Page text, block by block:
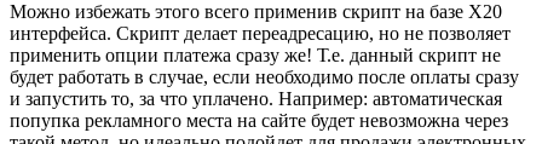
Можно избежать этого всего применив скрипт на базе X20
интерфейса. Скрипт делает переадресацию, но не позволяет
применить опции платежа сразу же! Т.е. данный скрипт не
будет работать в случае, если необходимо после оплаты сразу
и запустить то, за что уплачено. Например: автоматическая
попупка рекламного места на сайте будет невозможна через